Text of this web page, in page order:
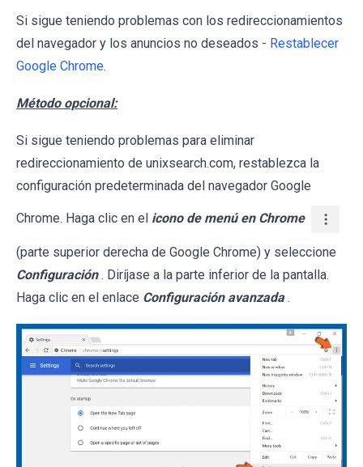
Si sigue teniendo problemas con los redireccionamientos
del navegador y los anuncios no deseados - Restablecer
Google Chrome.
Método opcional:
Si sigue teniendo problemas para eliminar
redireccionamiento de unixsearch.com, restablezca la
configuración predeterminada del navegador Google
Chrome. Haga clic en el icono de menú en Chrome
(parte superior derecha de Google Chrome) y seleccione
Configuración . Diríjase a la parte inferior de la pantalla.
Haga clic en el enlace Configuración avanzada .